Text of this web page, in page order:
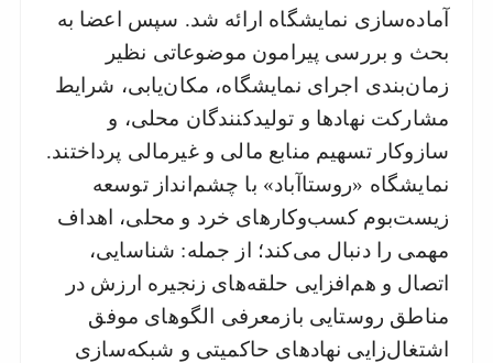
آماده‌سازی نمایشگاه ارائه شد. سپس اعضا به
بحث و بررسی پیرامون موضوعاتی نظیر
زمان‌بندی اجرای نمایشگاه، مکان‌یابی، شرایط
مشارکت نهادها و تولیدکنندگان محلی، و
سازوکار تسهیم منابع مالی و غیرمالی پرداختند.
نمایشگاه «روستا‌آباد» با چشم‌انداز توسعه
زیست‌بوم کسب‌وکارهای خرد و محلی، اهداف
مهمی را دنبال می‌کند؛ از جمله: شناسایی،
اتصال و هم‌افزایی حلقه‌های زنجیره ارزش در
مناطق روستایی بازمعرفی الگوهای موفق
اشتغال‌زایی نهادهای حاکمیتی و شبکه‌سازی